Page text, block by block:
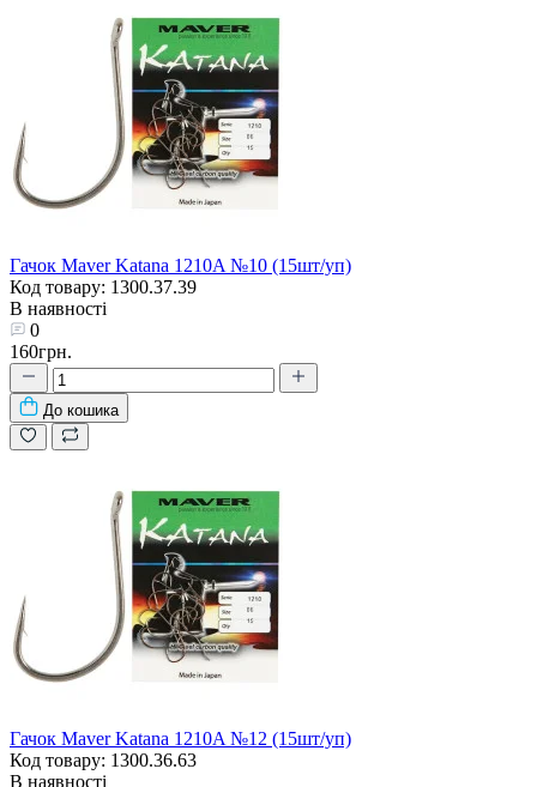
Гачок Maver Katana 1210A №10 (15шт/уп)
Код товару: 1300.37.39
В наявності
0
160грн.
До кошика
Гачок Maver Katana 1210A №12 (15шт/уп)
Код товару: 1300.36.63
В наявності